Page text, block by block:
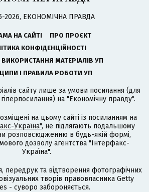
2026, ЕКОНОМІЧНА ПРАВДА
НА САЙТІ
ПРО ПРОЄКТ
КОНФІДЕНЦІЙНОСТІ
МАТЕРІАЛІВ УП
І ПРАВИЛА РОБОТИ УП
сайту лише за умови посилання (для
на "Економічну правду".
на цьому сайті із посиланням на
Україна", не підлягають подальшому
розповсюдженню в будь-якій формі,
дозволу агентства "Інтерфакс-
Україна".
передрук та відтворення фотографічних
творів правовласника Getty
- суворо забороняється.